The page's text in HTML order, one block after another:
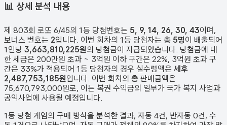
📊 상세 분석 내용
제 803회 로또 6/45의 1등 당첨번호는 5, 9, 14, 26, 30, 43이며,
보너스 번호는 2입니다. 이번 회차의 1등 당첨자는 총 5명이 배출되어
1인당 3,663,810,225원의 당첨금이 지급되었습니다. 당첨금에 대
한 세금은 200만원 초과 ~ 3억원 이하 구간은 22%, 3억원 초과 구
간은 33%가 적용되어 1등 당첨자의 경우 실수령액은 세후
2,487,753,185원입니다. 이번 회차의 총 판매금액은
75,670,793,000원로, 이는 복권 수익금의 일부가 국가 복지 사업과
공익사업에 사용될 예정입니다.
1등 당첨 게임의 구매 방식을 분석한 결과, 자동 4건, 반자동 0건, 수